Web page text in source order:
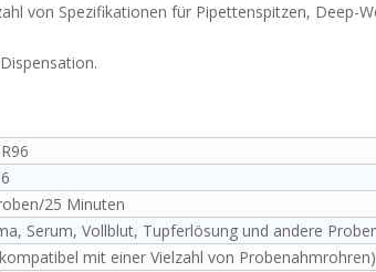
von Spezifikationen für Pipettenspitzen, Deep-
25 Minuten
Serum, Vollblut, Tupferlösung und andere
mit einer Vielzahl von Probenahmrohren)